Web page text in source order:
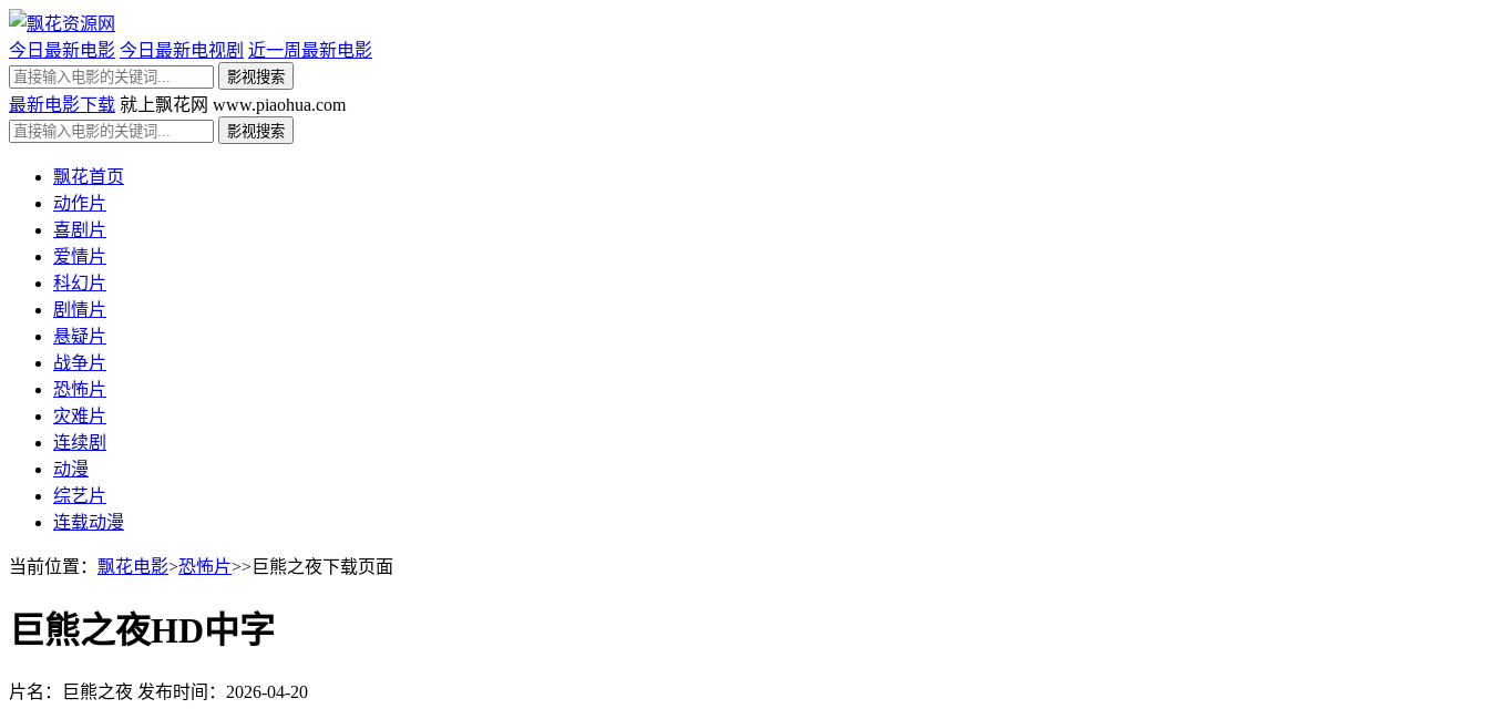
今日最新电影 今日最新电视剧 近一周最新电影
最新电影下载 就上飘花网 www.piaohua.com
飘花首页
动作片
喜剧片
爱情片
科幻片
剧情片
悬疑片
战争片
恐怖片
灾难片
连续剧
动漫
综艺片
连载动漫
当前位置： 飘花电影>恐怖片>>巨熊之夜下载页面
巨熊之夜HD中字
片名：巨熊之夜 发布时间：2026-04-20